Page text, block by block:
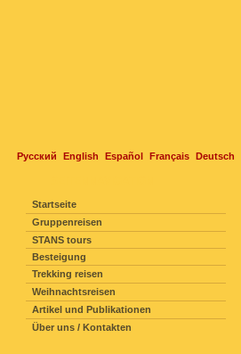
Русский English Español Français Deutsch
Startseite
Gruppenreisen
STANS tours
Besteigung
Trekking reisen
Weihnachtsreisen
Artikel und Publikationen
Über uns / Kontakten